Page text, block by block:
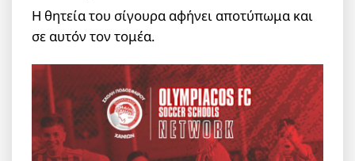
Η θητεία του σίγουρα αφήνει αποτύπωμα και
σε αυτόν τον τομέα.